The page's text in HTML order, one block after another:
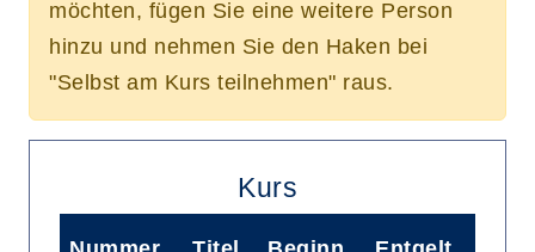
möchten, fügen Sie eine weitere Person
hinzu und nehmen Sie den Haken bei
"Selbst am Kurs teilnehmen" raus.
Kurs